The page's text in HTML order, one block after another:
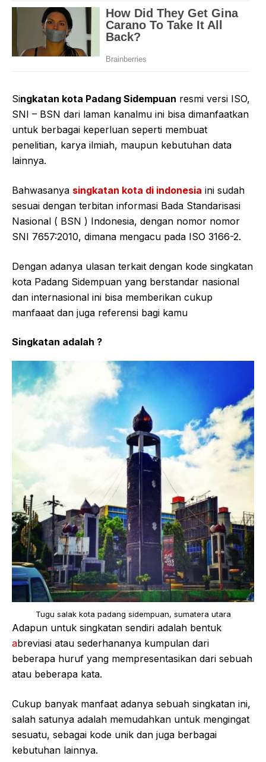
Singkatan kota Padang Sidempuan resmi versi ISO,
SNI – BSN dari laman kanalmu ini bisa dimanfaatkan
untuk berbagai keperluan seperti membuat
penelitian, karya ilmiah, maupun kebutuhan data
lainnya.
Bahwasanya singkatan kota di indonesia ini sudah
sesuai dengan terbitan informasi Bada Standarisasi
Nasional ( BSN ) Indonesia, dengan nomor nomor
SNI 7657:2010, dimana mengacu pada ISO 3166-2.
Dengan adanya ulasan terkait dengan kode singkatan
kota Padang Sidempuan yang berstandar nasional
dan internasional ini bisa memberikan cukup
manfaaat dan juga referensi bagi kamu
Singkatan adalah ?
Tugu salak kota padang sidempuan, sumatera utara
Adapun untuk singkatan sendiri adalah bentuk
abreviasi atau sederhananya kumpulan dari
beberapa huruf yang mempresentasikan dari sebuah
atau beberapa kata.
Cukup banyak manfaat adanya sebuah singkatan ini,
salah satunya adalah memudahkan untuk mengingat
sesuatu, sebagai kode unik dan juga berbagai
kebutuhan lainnya.